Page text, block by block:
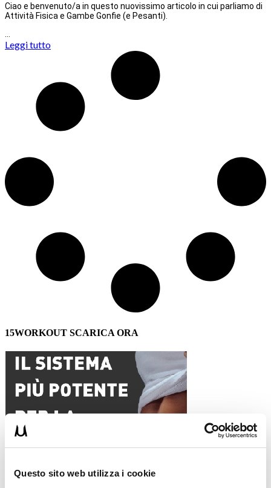
Questo sito web utilizza i cookie
Ciao e benvenuto/a in questo nuovissimo articolo in cui parliamo di
Attività Fisica e Gambe Gonfie (e Pesanti).
Leggi tutto
15WORKOUT SCARICA ORA